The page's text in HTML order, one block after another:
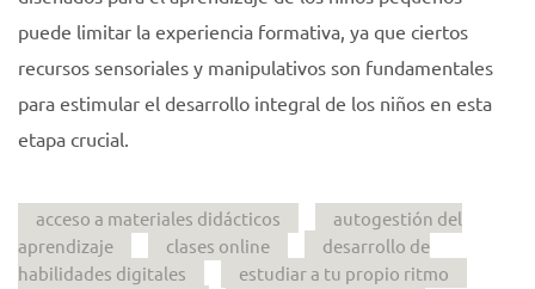
puede limitar la experiencia formativa, ya que ciertos
recursos sensoriales y manipulativos son fundamentales
para estimular el desarrollo integral de los niños en esta
etapa crucial.
acceso a materiales didácticos
autogestión del
aprendizaje
clases online
desarrollo de
habilidades digitales
estudiar a tu propio ritmo